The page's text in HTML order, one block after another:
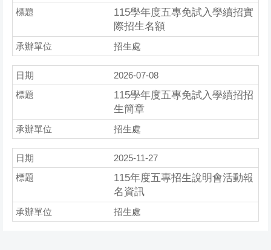
115學年度五專免試入學續招實
際招生名額
招生處
2026-07-08
115學年度五專免試入學續招招
生簡章
招生處
2025-11-27
115年度五專招生說明會活動報
名資訊
招生處